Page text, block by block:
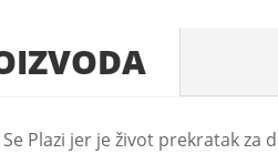
Plazi jer je život prekratak za